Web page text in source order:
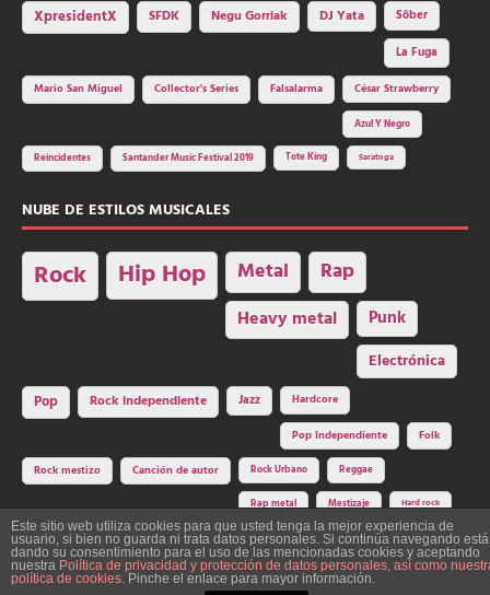
XpresidentX SFDK Negu Gorriak DJ Yata
Sôber
La Fuga
Mario San Miguel
Collector's Series Falsalarma César Strawberry
Azul Y Negro
Reincidentes Santander Music Festival 2019 Tote King Saratoga
NUBE DE ESTILOS MUSICALES
Rock Hip Hop Metal Rap
Heavy metal Punk
Electrónica
Pop Rock independiente Jazz Hardcore
Pop Independiente Folk
Rock mestizo Canción de autor Rock Urbano Reggae
Rap metal Mestizaje Hard rock
Construcción y diseño: La Factoría del Ritmo Art Studio. Edita: Asociación
Este sitio web utiliza cookies para que usted tenga la mejor experiencia de
usuario, si bien no guarda ni trata datos personales. Si continúa navegando está
dando su consentimiento para el uso de las mencionadas cookies y aceptando
nuestra Política de privacidad y protección de datos personales, así como
política de cookies. Pinche el enlace para mayor información.